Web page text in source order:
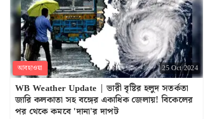
আবহাওয়া 25 Oct 2024
WB Weather Update | ভারী বৃষ্টির হলুদ সতর্কতা
জারি কলকাতা সহ বঙ্গের একাধিক জেলায়! বিকেলের
পর থেকে কমবে 'দানা'র দাপট